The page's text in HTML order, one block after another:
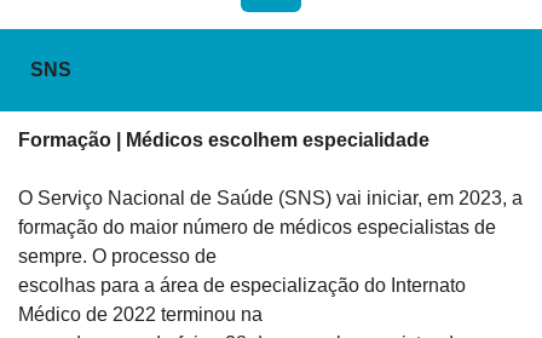
SNS
Formação | Médicos escolhem especialidade
O Serviço Nacional de Saúde (SNS) vai iniciar, em 2023, a
formação do maior número de médicos especialistas de
sempre. O processo de
escolhas para a área de especialização do Internato
Médico de 2022 terminou na